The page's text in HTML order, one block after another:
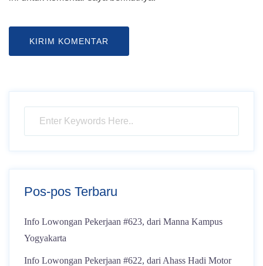
Pos-pos Terbaru
Info Lowongan Pekerjaan #623, dari Manna Kampus
Yogyakarta
Info Lowongan Pekerjaan #622, dari Ahass Hadi Motor